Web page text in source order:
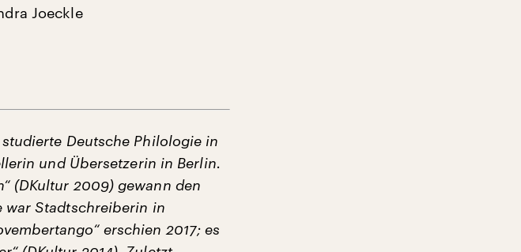
Joeckle
Deutsche Philologie in
und Übersetzerin in Berlin.
(DKultur 2009) gewann den
war Stadtschreiberin in
erschien 2017; es